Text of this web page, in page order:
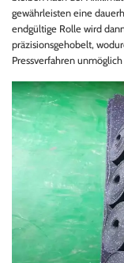
gewährleisten eine
endgültige Rolle wird
präzisionsgehobelt,
Pressverfahren